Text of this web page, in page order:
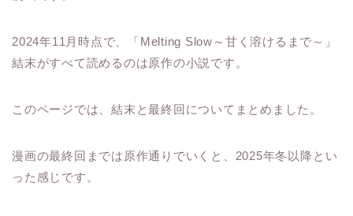
2024年11月時点で、「Melting Slow～甘く溶けるまで～」
結末がすべて読めるのは原作の小説です。
このページでは、結末と最終回についてまとめました。
漫画の最終回までは原作通りでいくと、2025年冬以降とい
った感じです。